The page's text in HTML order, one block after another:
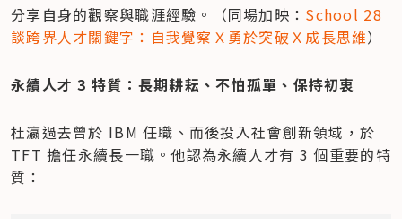
分享自身的觀察與職涯經驗。（同場加映： School 28
談跨界人才關鍵字：自我覺察Ｘ勇於突破Ｘ成長思維）
永續人才 3 特質：長期耕耘、不怕孤單、保持初衷
杜瀛過去曾於 IBM 任職、而後投入社會創新領域，於
TFT 擔任永續長一職。他認為永續人才有 3 個重要的特
質：